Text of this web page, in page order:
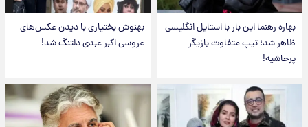
بهاره رهنما این بار با استایل انگلیسی
ظاهر شد؛ تیپ متفاوت بازیگر
پرحاشیه!
بهنوش بختیاری با دیدن عکس‌های
عروسی اکبر عبدی دلتنگ شد!